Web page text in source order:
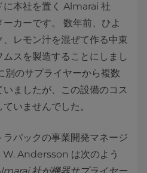
に本社を置く Almarai 社
カーです。 数年前、ひよ
レモン汁を混ぜて作る中東
スを製造することにしまし
のサプライヤーから複数
ましたが、この設備のコス
いませんでした。
パックの事業開発マネージ
Andersson は次のよう